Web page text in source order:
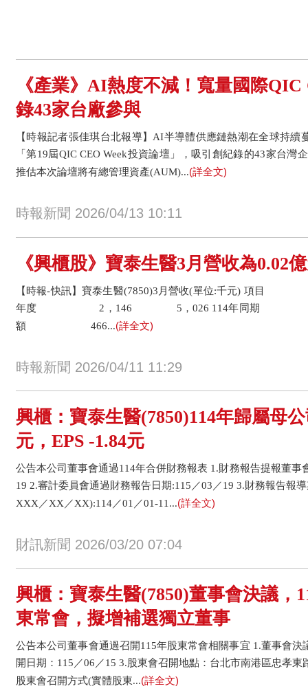
《產業》AI熱度不減！寬量國際
錄43家台廠參與
【時報記者張佳琪台北報導】AI半導體供應鏈熱潮在全球持續
「第19屆QIC CEO Week投資論壇」，吸引創紀錄的43家台灣
推估本次論壇將有總管理資產(AUM)...(詳全文)
時報新聞 2026/04/13 10:11
《興櫃股》寶泰生醫3月營收為0.02
【時報-快訊】寶泰生醫(7850)3月營收(單位:千元)
年度 2，146 5，026 114年同期 1，
額 466...(詳全文)
時報新聞 2026/04/11 11:29
興櫃：寶泰生醫(7850)114年歸屬母
元，EPS -1.84元
公告本公司董事會通過114年合併財務報表 1.財務報告提報董事
19 2.審計委員會通過財務報告日期:115／03／19 3.財務報告報
XXX／XX／XX):114／01／01-11...(詳全文)
財訊新聞 2026/03/20 07:04
興櫃：寶泰生醫(7850)董事會決議，
東常會，擬增補選獨立董事
公告本公司董事會通過召開115年股東常會相關事宜 1.董事會決
開日期：115／06／15 3.股東會召開地點：台北市南港區忠孝
股東會召開方式(實體股東...(詳全文)